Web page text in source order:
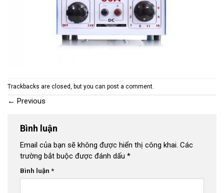
Trackbacks are closed, but you can post a comment.
← Previous
Bình luận
Email của bạn sẽ không được hiển thị công khai. Các
trường bắt buộc được đánh dấu *
Bình luận *